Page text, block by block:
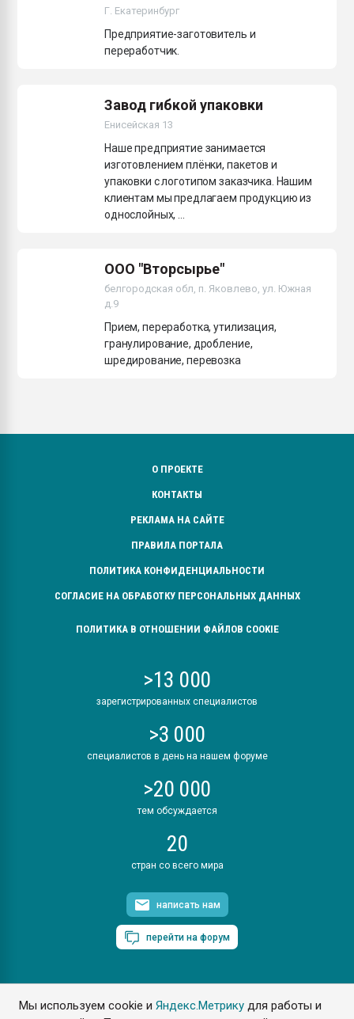
Мы используем cookie иЯндекс.Метрику для работы и
Г. Екатеринбург
Предприятие-заготовитель и
переработчик.
Завод гибкой упаковки
Енисейская 13
Наше предприятие занимается
изготовлением плёнки, пакетов и
упаковки с логотипом заказчика. Нашим
клиентам мы предлагаем продукцию из
однослойных, ...
ООО "Вторсырье"
белгородская обл, п. Яковлево, ул. Южная
д.9
Прием, переработка, утилизация,
гранулирование, дробление,
шредирование, перевозка
О ПРОЕКТЕ
КОНТАКТЫ
РЕКЛАМА НА САЙТЕ
ПРАВИЛА ПОРТАЛА
ПОЛИТИКА КОНФИДЕНЦИАЛЬНОСТИ
СОГЛАСИЕ НА ОБРАБОТКУ ПЕРСОНАЛЬНЫХ ДАННЫХ
ПОЛИТИКА В ОТНОШЕНИИ ФАЙЛОВ COOKIE
>13 000
зарегистрированных специалистов
>3 000
специалистов в день на нашем форуме
>20 000
тем обсуждается
20
стран со всего мира
написать нам
перейти на форум
ПластЭксперт © 2006. Все права защищены